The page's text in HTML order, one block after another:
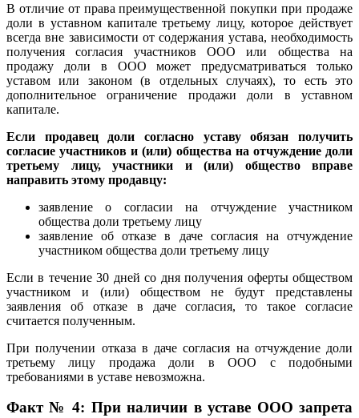
В отличие от права преимущественной покупки при продаже
доли в уставном капитале третьему лицу, которое действует
всегда вне зависимости от содержания устава, необходимость
получения согласия участников ООО или общества на
продажу доли в ООО может предусматриваться только
уставом или законом (в отдельных случаях), то есть это
дополнительное ограничение продажи доли в уставном
капитале.
Если продавец доли согласно уставу обязан получить
согласие участников и (или) общества на отчуждение доли
третьему лицу, участники и (или) общество вправе
направить этому продавцу:
заявление о согласии на отчуждение участником
общества доли третьему лицу
заявление об отказе в даче согласия на отчуждение
участником общества доли третьему лицу
Если в течение 30 дней со дня получения оферты обществом
участником и (или) обществом не будут представлены
заявления об отказе в даче согласия, то такое согласие
считается полученным.
При получении отказа в даче согласия на отчуждение доли
третьему лицу продажа доли в ООО с подобными
требованиями в уставе невозможна.
Факт № 4: При наличии в уставе ООО запрета